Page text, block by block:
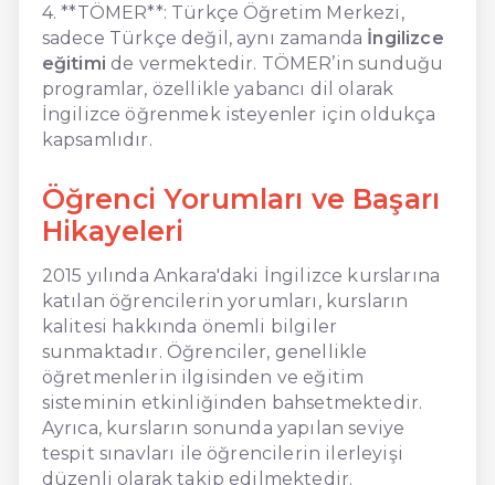
4. **TÖMER**: Türkçe Öğretim Merkezi,
sadece Türkçe değil, aynı zamanda İngilizce
eğitimi de vermektedir. TÖMER’in sunduğu
programlar, özellikle yabancı dil olarak
İngilizce öğrenmek isteyenler için oldukça
kapsamlıdır.
Öğrenci Yorumları ve Başarı
Hikayeleri
2015 yılında Ankara'daki İngilizce kurslarına
katılan öğrencilerin yorumları, kursların
kalitesi hakkında önemli bilgiler
sunmaktadır. Öğrenciler, genellikle
öğretmenlerin ilgisinden ve eğitim
sisteminin etkinliğinden bahsetmektedir.
Ayrıca, kursların sonunda yapılan seviye
tespit sınavları ile öğrencilerin ilerleyişi
düzenli olarak takip edilmektedir.